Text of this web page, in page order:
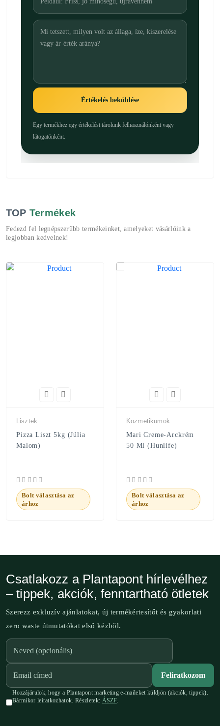
Értékelés beküldése
Egy termékhez egy értékelést tárolunk felhasználónként vagy
látogatónként.
TOP Termékek
Fedezd fel legnépszerűbb termékeinket, amelyeket vásárlóink a
legjobban kedvelnek!
Lisztek
Pizza Liszt 5kg (Júlia
Malom)
Bolt választása az
árhoz
Kozmetikumok
Mari Creme-Arckrém
50 Ml (Hunlife)
Bolt választása az
árhoz
Csatlakozz a Plantapont hírlevélhez
– tippek, akciók, fenntartható ötletek
Szerezz exkluzív ajánlatokat, új termékértesítőt és gyakorlati
zero waste útmutatókat első kézből.
Feliratkozom
Hozzájárulok, hogy a Plantapont marketing e-maileket küldjön (akciók, tippek).
Bármikor leiratkozhatok. Részletek: ÁSZF.